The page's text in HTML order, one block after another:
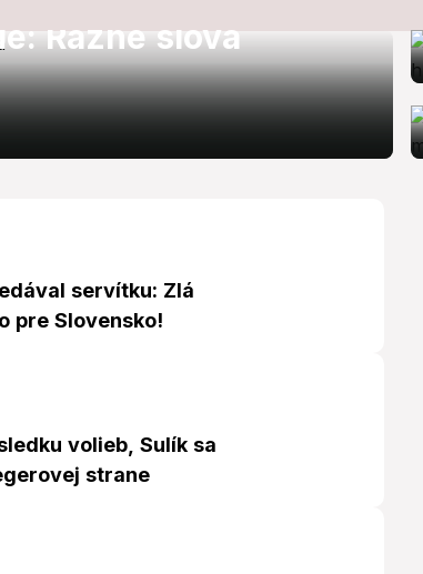
Rázne slová
servítku: Zlá
pre Slovensko!
volieb, Sulík sa
strane